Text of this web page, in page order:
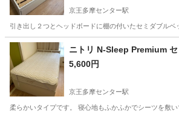
京王多摩センター駅
引き出し２つとヘッドボードに棚の付いたセミダブル
東京 多摩市 京王多摩センター駅
ニトリ N-Sleep Premium
5,600円
京王多摩センター駅
柔らかいタイプです。 寝心地もふかふかでシーツを敷